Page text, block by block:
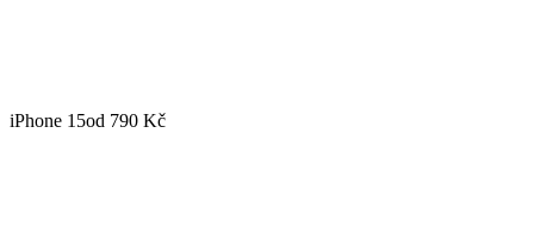
iPhone 15od 790 Kč